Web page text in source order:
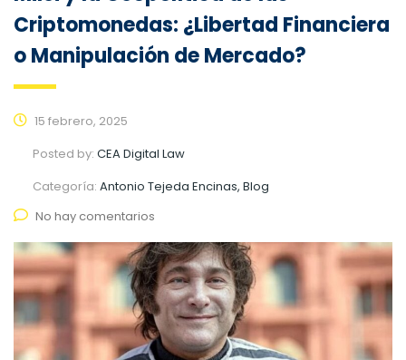
Criptomonedas: ¿Libertad Financiera
o Manipulación de Mercado?
15 febrero, 2025
Posted by: CEA Digital Law
Categoría: Antonio Tejeda Encinas, Blog
No hay comentarios